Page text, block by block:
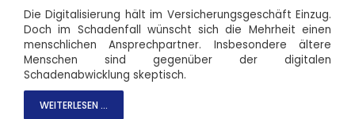
Die Digitalisierung hält im Versicherungsgeschäft Einzug.
Doch im Schadenfall wünscht sich die Mehrheit einen
menschlichen Ansprechpartner. Insbesondere ältere
Menschen sind gegenüber der digitalen
Schadenabwicklung skeptisch.
WEITERLESEN ...